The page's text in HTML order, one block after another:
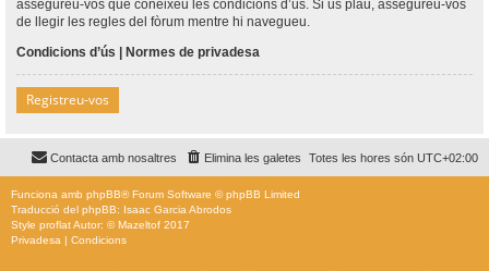
assegureu-vos que coneixeu les condicions d’ús. Si us plau, assegureu-vos
de llegir les regles del fòrum mentre hi navegueu.
Condicions d’ús
Normes de privadesa
Registreu-vos
Totes les hores són UTC+02:00
Elimina les galetes
Contacta amb nosaltres
Funciona amb phpBB® Forum Software © phpBB Limited
Traducció del phpBB: Isaac Garcia Abrodos
Style proflatAutor: © Mazeltof 2017
Privadesa
Condicions